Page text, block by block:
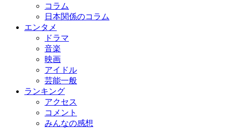
コラム
日本関係のコラム
エンタメ
ドラマ
音楽
映画
アイドル
芸能一般
ランキング
アクセス
コメント
みんなの感想